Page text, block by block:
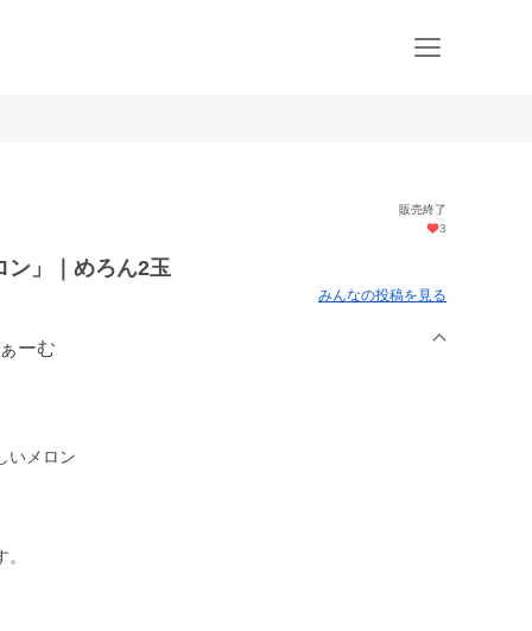
販売終了
3
ン」｜めろん2玉
みんなの投稿を見る
ーむ
いメロン